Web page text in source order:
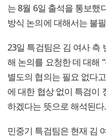
는 8월 6일 출석을 통보했
방식 논의에 대해서는 불
23일 특검팀은 김 여사 측
해 논의를 요청한 데 대해
별도의 협의는 필요 없다
에 대한 협상 없이 특검이
하겠다는 뜻으로 해석된다.
민중기 특검팀은 현재 김